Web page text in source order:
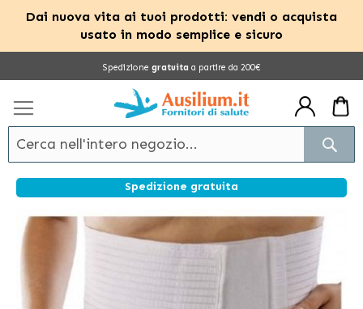
Dai nuova vita ai tuoi prodotti: vendi o acquista
usato in modo semplice e sicuro
Spedizione gratuita a partire da 200€
Spedizione gratuita
alla
fine
immagini